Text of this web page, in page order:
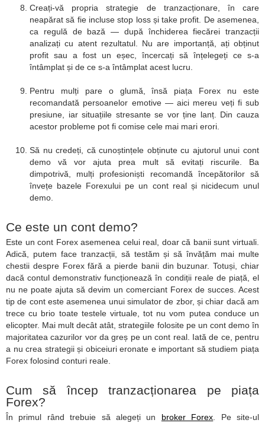
Creați-vă propria strategie de tranzacționare, în care
neapărat să fie incluse stop loss și take profit. De asemenea,
ca regulă de bază — după închiderea fiecărei tranzacții
analizați cu atent rezultatul. Nu are importanță, ați obținut
profit sau a fost un eșec, încercați să înțelegeți ce s-a
întâmplat și de ce s-a întâmplat acest lucru.
Pentru mulți pare o glumă, însă piața Forex nu este
recomandată persoanelor emotive — aici mereu veți fi sub
presiune, iar situațiile stresante se vor ține lanț. Din cauza
acestor probleme pot fi comise cele mai mari erori.
Să nu credeți, că cunoștințele obținute cu ajutorul unui cont
demo vă vor ajuta prea mult să evitați riscurile. Ba
dimpotrivă, mulți profesioniști recomandă începătorilor să
învețe bazele Forexului pe un cont real și nicidecum unul
demo.
Ce este un cont demo?
Este un cont Forex asemenea celui real, doar că banii sunt virtuali.
Adică, putem face tranzacții, să testăm și să învățăm mai multe
chestii despre Forex fără a pierde banii din buzunar. Totuși, chiar
dacă contul demonstrativ funcționează în condiții reale de piață, el
nu ne poate ajuta să devim un comerciant Forex de succes. Acest
tip de cont este asemenea unui simulator de zbor, și chiar dacă am
trece cu brio toate testele virtuale, tot nu vom putea conduce un
elicopter. Mai mult decât atât, strategiile folosite pe un cont demo în
majoritatea cazurilor vor da greș pe un cont real. Iată de ce, pentru
a nu crea strategii și obiceiuri eronate e important să studiem piața
Forex folosind conturi reale.
Cum să încep tranzacționarea pe piața
Forex?
În primul rând trebuie să alegeți un broker Forex. Pe site-ul